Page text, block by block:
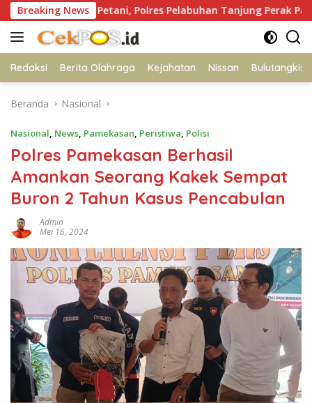
Langsung
ke
konten
Breaking News
dan Petani, Polres Pelabuhan Tanjung Perak Panen Jagung
Redaksi Berita Olahraga Kejahatan Nissan Bulutangkis
Beranda Nasional
Nasional, News, Pamekasan, Peristiwa, Polisi
Polres Pamekasan Berhasil
Amankan Seorang Kakek Sempat
Buron 2 Tahun Kasus Pencabulan
Admin
Mei 16, 2024